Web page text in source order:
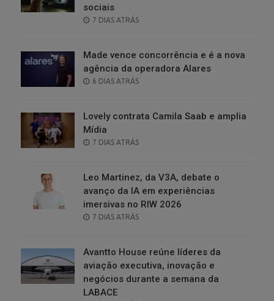
sociais
POSTED
7 DIAS ATRÁS
Made vence concorrência e é a nova
agência da operadora Alares
POSTED
6 DIAS ATRÁS
Lovely contrata Camila Saab e amplia
Mídia
POSTED
7 DIAS ATRÁS
Leo Martinez, da V3A, debate o
avanço da IA em experiências
imersivas no RIW 2026
POSTED
7 DIAS ATRÁS
Avantto House reúne líderes da
aviação executiva, inovação e
negócios durante a semana da
LABACE